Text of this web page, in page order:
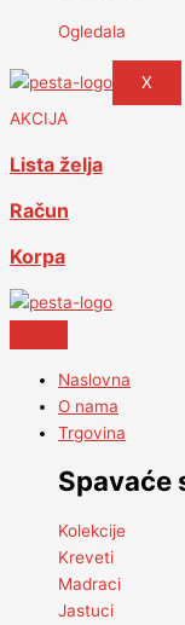
Ogledala
X
AKCIJA
Lista želja
Račun
Korpa
Naslovna
O nama
Trgovina
Spavaće
Kolekcije
Kreveti
Madraci
Jastuci